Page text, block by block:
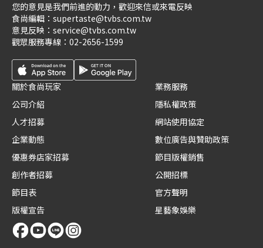
您的意見是我們前進的動力，歡迎來信或來電反映
食尚編輯： supertaste@tvbs.com.tw
意見反映： service@tvbs.com.tw
觀眾服務專線： 02-2656-1599
關於食尚玩家
公司介紹
人才招募
企業動態
優惠券店家招募
創作者招募
節目表
版權宣告
業務服務
隱私權政策
網站使用協定
數位廣告與贊助政策
節目版權銷售
公開招標
官方聲明
星藝象娛樂